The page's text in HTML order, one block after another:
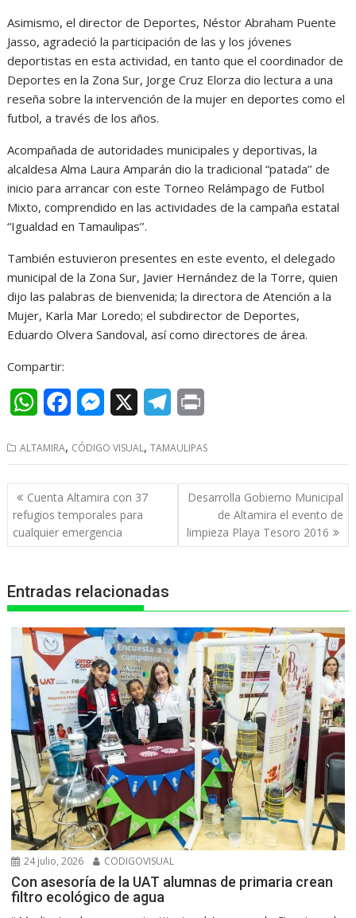
Asimismo, el director de Deportes, Néstor Abraham Puente
Jasso, agradeció la participación de las y los jóvenes
deportistas en esta actividad, en tanto que el coordinador de
Deportes en la Zona Sur, Jorge Cruz Elorza dio lectura a una
reseña sobre la intervención de la mujer en deportes como el
futbol, a través de los años.
Acompañada de autoridades municipales y deportivas, la
alcaldesa Alma Laura Amparán dio la tradicional “patada’’ de
inicio para arrancar con este Torneo Relámpago de Futbol
Mixto, comprendido en las actividades de la campaña estatal
“Igualdad en Tamaulipas’’.
También estuvieron presentes en este evento, el delegado
municipal de la Zona Sur, Javier Hernández de la Torre, quien
dijo las palabras de bienvenida; la directora de Atención a la
Mujer, Karla Mar Loredo; el subdirector de Deportes,
Eduardo Olvera Sandoval, así como directores de área.
Compartir:
W
a
t
s
A
p
c
e
b
o
k
M
s
s
e
n
e
l
e
i
n
ALTAMIRA, CÓDIGO VISUAL,TAMAULIPAS
Navegación
de
entradas
Cuenta Altamira con 37
refugios temporales para
cualquier emergencia
Desarrolla Gobierno Municipal
de Altamira el evento de
limpieza Playa Tesoro 2016
Entradas relacionadas
24 julio, 2026 CODIGOVISUAL
Con asesoría de la UAT alumnas de primaria crean
filtro ecológico de agua